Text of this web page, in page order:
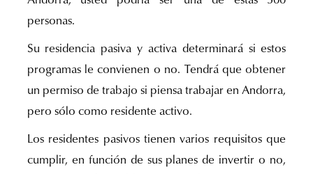
personas.
Su residencia pasiva y activa determinará si estos
programas le convienen o no. Tendrá que obtener
un permiso de trabajo si piensa trabajar en Andorra,
pero sólo como residente activo.
Los residentes pasivos tienen varios requisitos que
cumplir, en función de sus planes de invertir o no,